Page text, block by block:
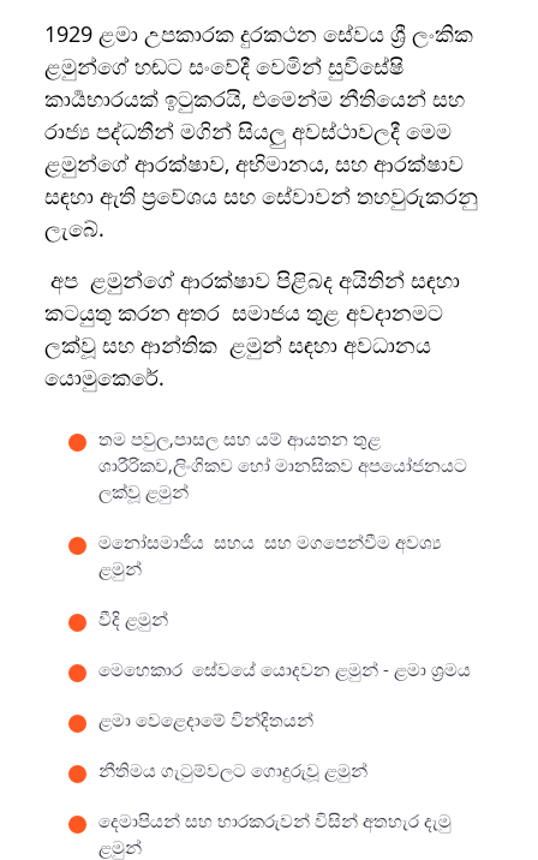
1929 ළමා උපකාරක දුරකථන සේවය ශ්‍රී ලංකික
ළමුන්ගේ හඬට සංවේදී වෙමින් සුවිසේෂි
කාර්‍යභාරයක් ඉටුකරයි, එමෙන්ම නීතියෙන් සහ
රාජ්‍ය පද්ධතීන් මගින් සියලු අවස්ථාවලදී මෙම
ළමුන්ගේ ආරක්ෂාව, අභිමානය, සහ ආරක්ෂාව
සඳහා ඇති ප්‍රවේශය සහ සේවාවන් තහවුරුකරනු
ලැබේ.
අප ළමුන්ගේ ආරක්ෂාව පිළිබද අයිතින් සඳහා
කටයුතු කරන අතර සමාජය තුළ අවදානමට
ලක්වූ සහ ආන්තික ළමුන් සඳහා අවධානය
යොමුකෙරේ.
තම පවුල,පාසල සහ යම් ආයතන තුළ
ශාරීරිකව,ලිංගිකව හෝ මානසිකව අපයෝජනයට
ලක්වූ ළමුන්
මනෝසමාජීය සහය සහ මගපෙන්වීම අවශ්‍ය
ළමුන්
වීදි ළමුන්
මෙහෙකාර සේවයේ යොදවන ළමුන් - ළමා ශ්‍රමය
ළමා වෙළෙදාමේ වින්දිතයන්
නීතිමය ගැටුම්වලට ගොදුරුවූ ළමුන්
දෙමාපියන් සහ භාරකරුවන් විසින් අතහැර දැමු
ළමුන්